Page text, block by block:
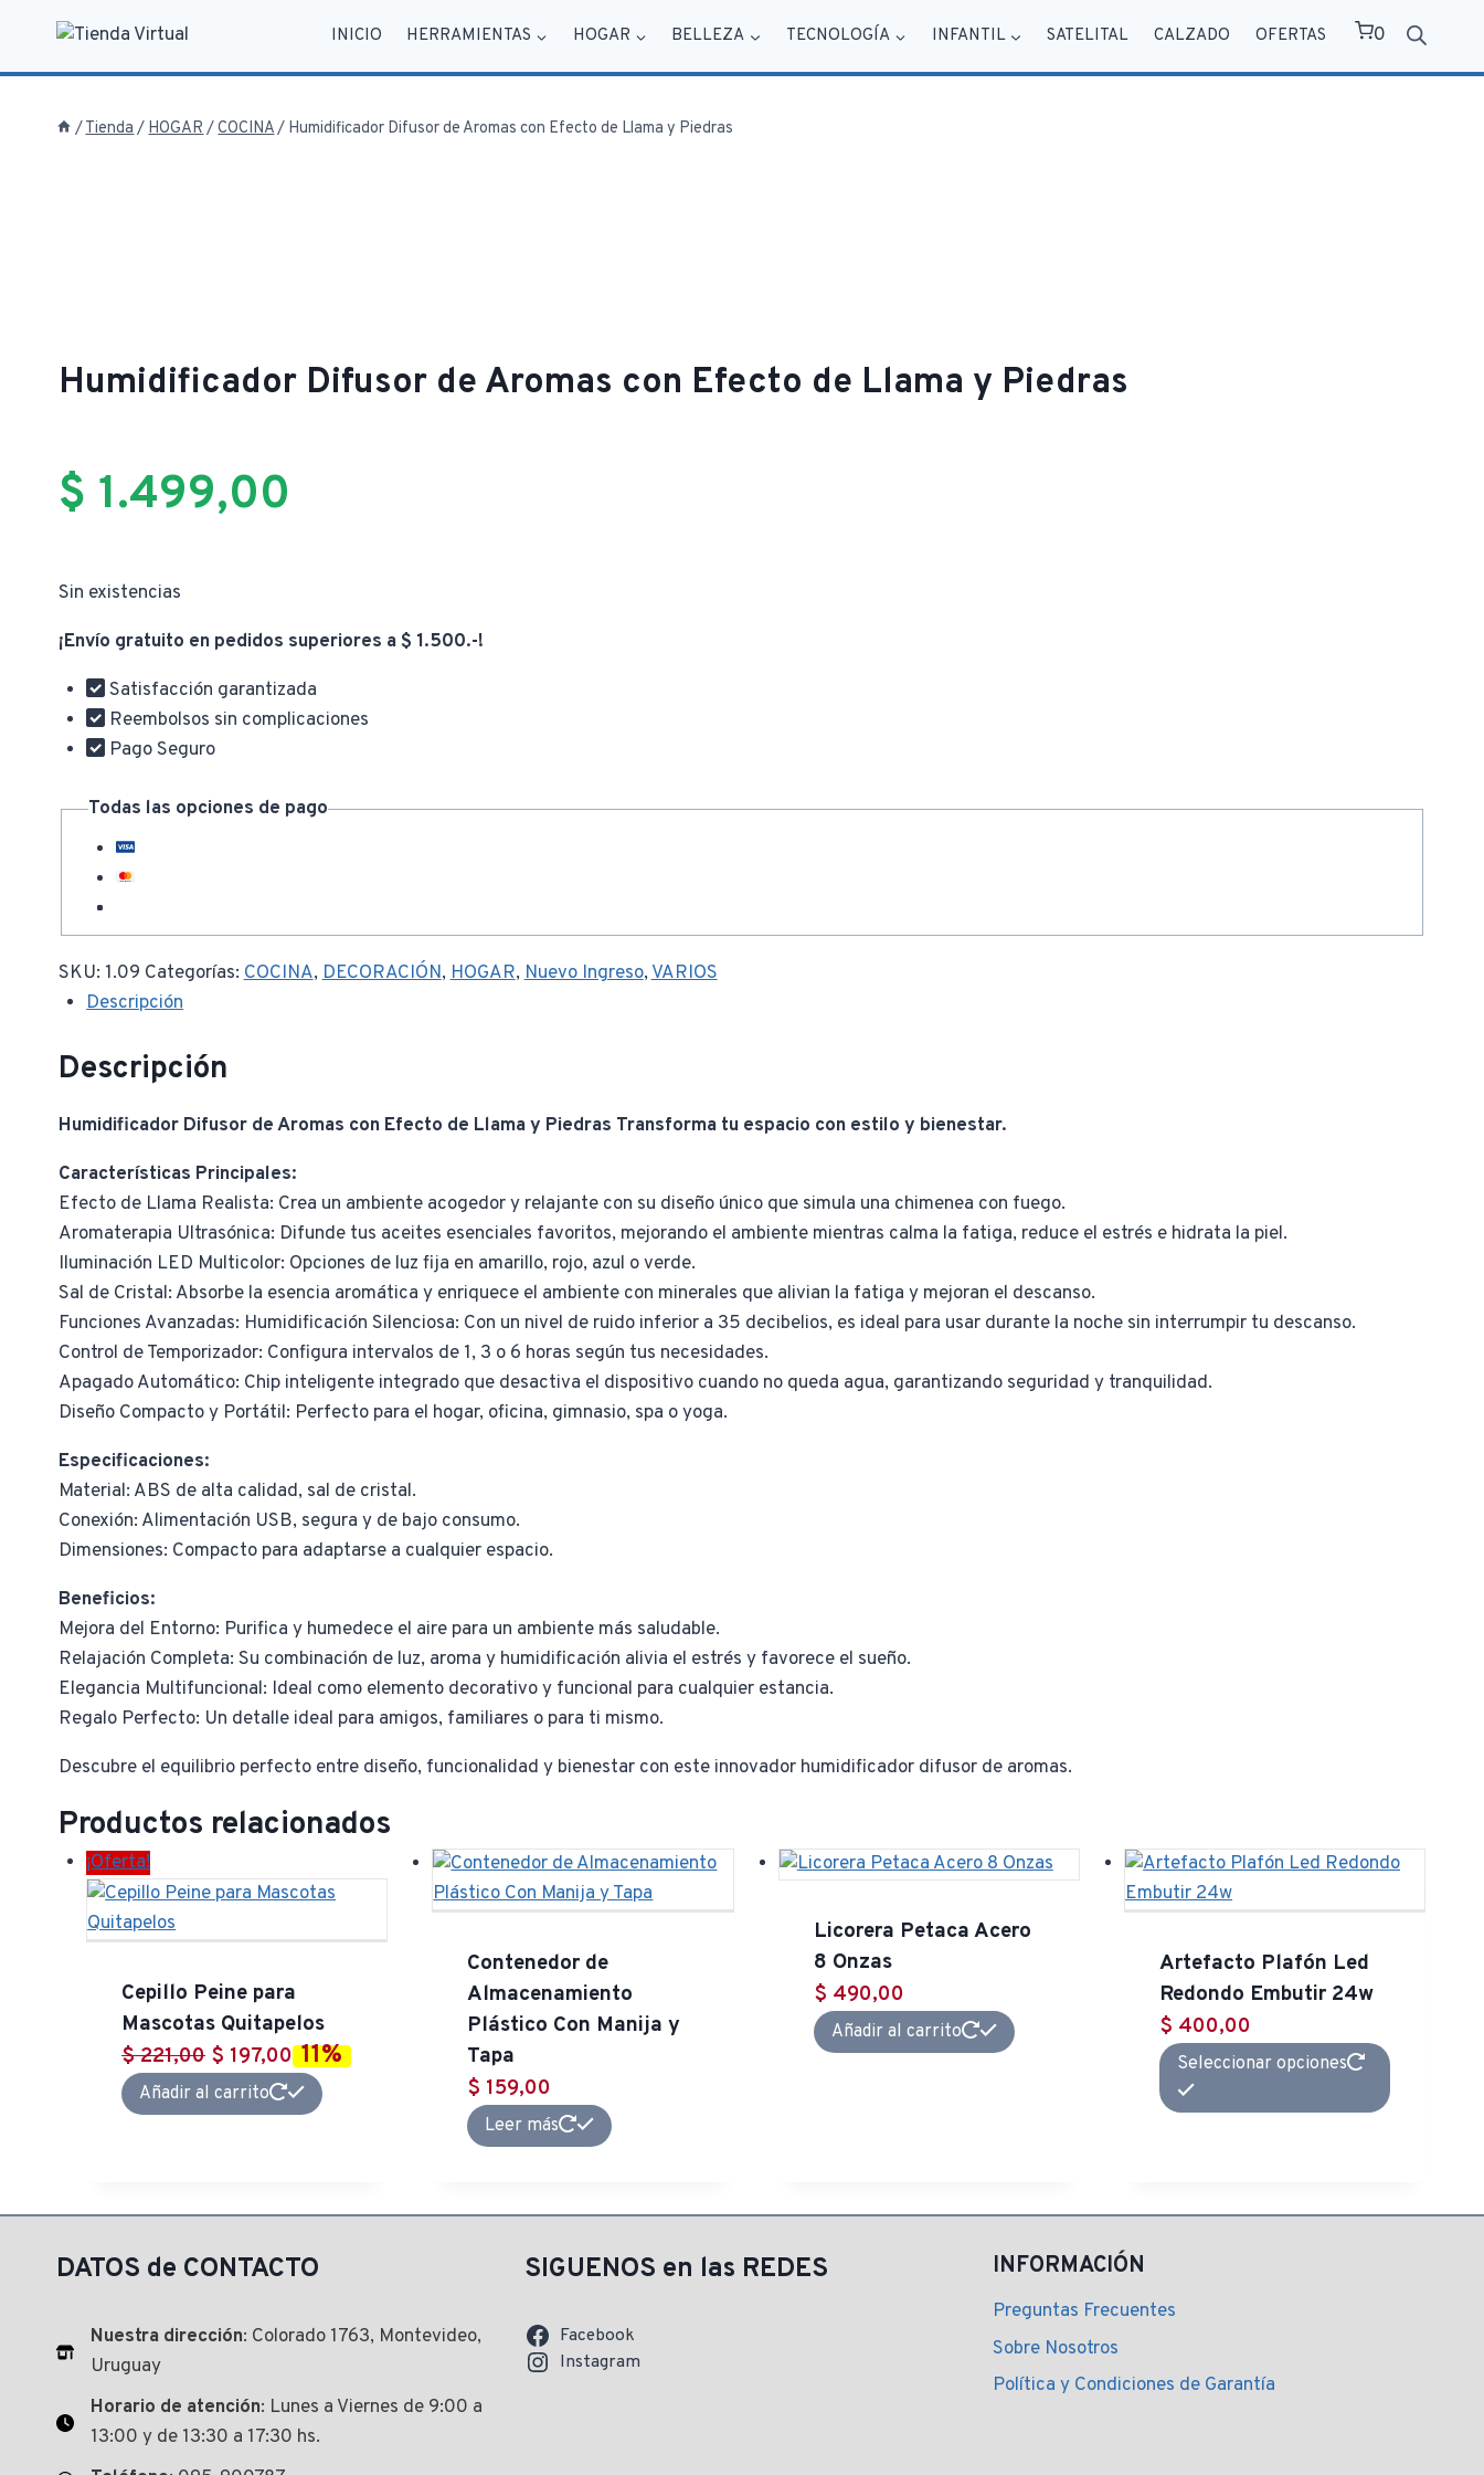
contenido
INICIO HERRAMIENTAS HOGAR BELLEZA TECNOLOGÍA INFANTIL SATELITAL CALZADO OFERTAS 0
/Tienda/HOGAR/COCINA/ Humidificador Difusor de Aromas con Efecto de Llama y Piedras
Humidificador Difusor de Aromas con Efecto de Llama y Piedras
$ 1.499,00
Sin existencias
¡Envío gratuito en pedidos superiores a $ 1.500.-!
Satisfacción garantizada
Reembolsos sin complicaciones
Pago Seguro
Todas las opciones de pago
SKU: 1.09 Categorías:COCINA,DECORACIÓN,HOGAR,Nuevo Ingreso,VARIOS
Descripción
Descripción
Humidificador Difusor de Aromas con Efecto de Llama y Piedras Transforma tu espacio con estilo y bienestar.
Características Principales:
Efecto de Llama Realista: Crea un ambiente acogedor y relajante con su diseño único que simula una chimenea con fuego.
Aromaterapia Ultrasónica: Difunde tus aceites esenciales favoritos, mejorando el ambiente mientras calma la fatiga, reduce el estrés e hidrata la piel.
Iluminación LED Multicolor: Opciones de luz fija en amarillo, rojo, azul o verde.
Sal de Cristal: Absorbe la esencia aromática y enriquece el ambiente con minerales que alivian la fatiga y mejoran el descanso.
Funciones Avanzadas: Humidificación Silenciosa: Con un nivel de ruido inferior a 35 decibelios, es ideal para usar durante la noche sin interrumpir tu descanso.
Control de Temporizador: Configura intervalos de 1, 3 o 6 horas según tus necesidades.
Apagado Automático: Chip inteligente integrado que desactiva el dispositivo cuando no queda agua, garantizando seguridad y tranquilidad.
Diseño Compacto y Portátil: Perfecto para el hogar, oficina, gimnasio, spa o yoga.
Especificaciones:
Material: ABS de alta calidad, sal de cristal.
Conexión: Alimentación USB, segura y de bajo consumo.
Dimensiones: Compacto para adaptarse a cualquier espacio.
Beneficios:
Mejora del Entorno: Purifica y humedece el aire para un ambiente más saludable.
Relajación Completa: Su combinación de luz, aroma y humidificación alivia el estrés y favorece el sueño.
Elegancia Multifuncional: Ideal como elemento decorativo y funcional para cualquier estancia.
Regalo Perfecto: Un detalle ideal para amigos, familiares o para ti mismo.
Descubre el equilibrio perfecto entre diseño, funcionalidad y bienestar con este innovador humidificador difusor de aromas.
Productos relacionados
¡Oferta!
Cepillo Peine para
Mascotas Quitapelos
$221,00 El
precio
original
$ 197,00El
precio
actual
11%
Añadir al carrito
Contenedor de
Almacenamiento
Plástico Con Manija y
Tapa
$ 159,00
Leer más
Licorera Petaca Acero
8 Onzas
$ 490,00
Añadir al carrito
Artefacto Plafón Led
Redondo Embutir 24w
$ 400,00
Seleccionar opciones
Este
DATOS de CONTACTO
Nuestra dirección: Colorado 1763, Montevideo,
Uruguay
Horario de atención: Lunes a Viernes de 9:00 a
13:00 y de 13:30 a 17:30 hs.
SIGUENOS en las REDES
Facebook
Instagram
INFORMACIÓN
Preguntas Frecuentes
Sobre Nosotros
Política y Condiciones de Garantía